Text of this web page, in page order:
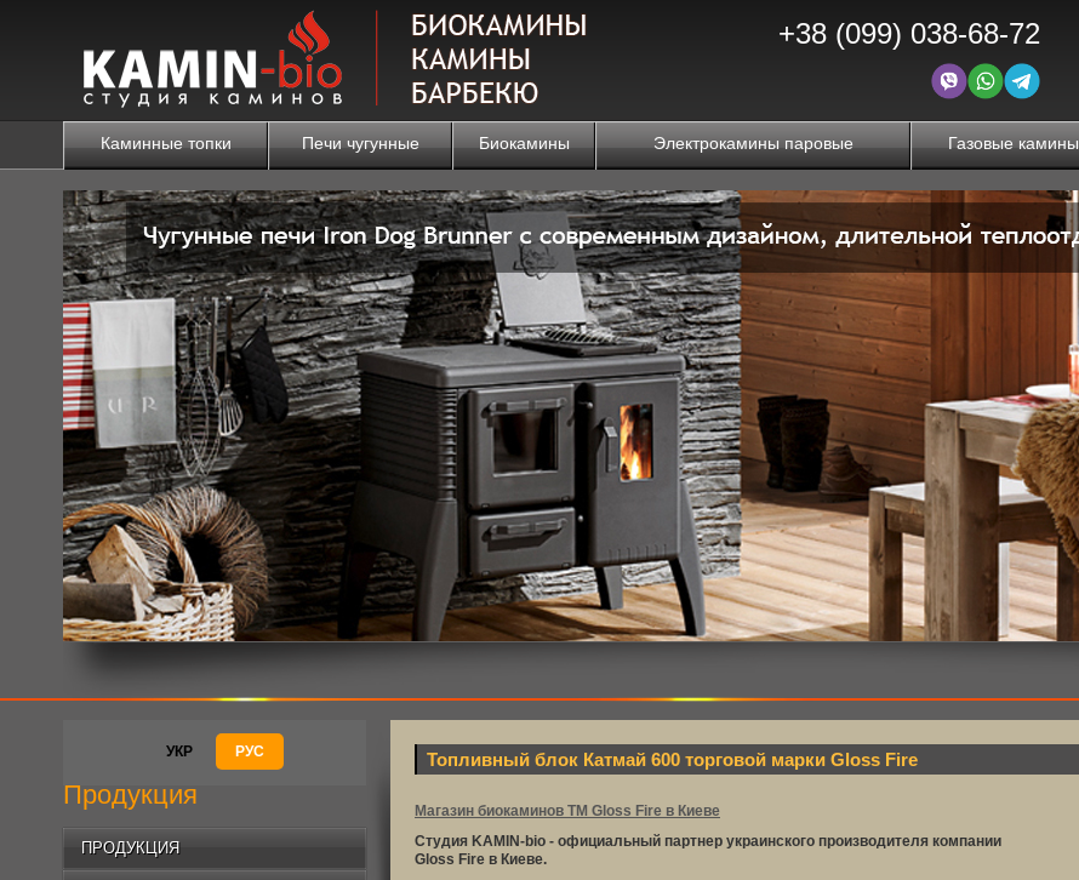
+38 (099) 038-68-72
Каминные топки Печи чугунные Биокамины Электрокамины паровые Газовые камины
УКР РУС
Продукция
ПРОДУКЦИЯ
Топливный блок Катмай 600 торговой марки Gloss Fire
Магазин биокаминов ТМ Gloss Fire в Киеве
Студия KAMIN-bio - официальный партнер украинского производителя компании
Gloss Fire в Киеве.